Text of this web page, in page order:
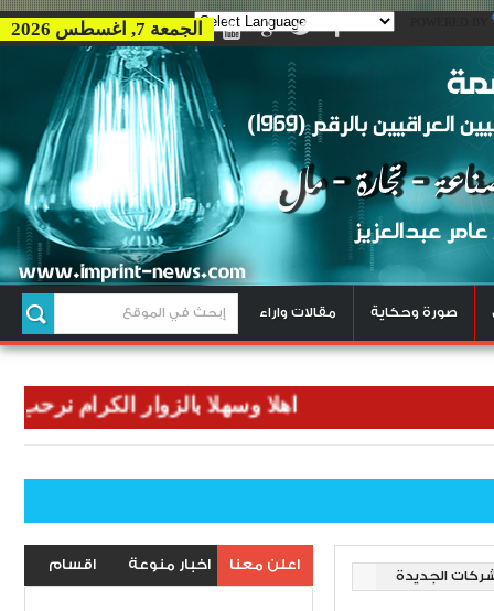
الجمعة 7, اغسطس 2026
صورة وحكاية مقالات واراء
اهلا وسهلا بالزوار الكرام نرحب بكم
الجديدة
اعلن معنا اخبار منوعة
اقسام